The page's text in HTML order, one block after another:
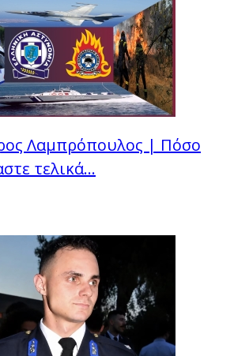
Λαμπρόπουλος | Πόσο
τελικά…